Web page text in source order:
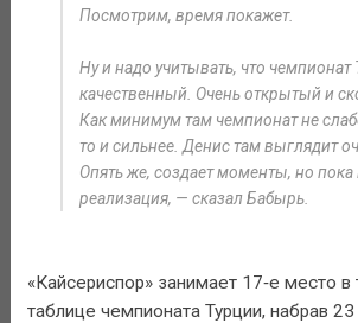
Посмотрим, время покажет.
Ну и надо учитывать, что чемпионат
качественный. Очень открытый и
Как минимум там чемпионат не
то и сильнее. Денис там выглядит
Опять же, создает моменты, но пока
реализация, — сказал Бабырь.
«Кайсериспор» занимает 17‑е место в
таблице чемпионата Турции, набрав